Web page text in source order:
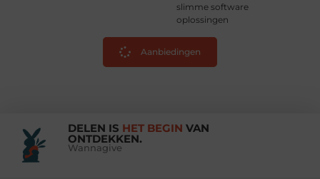
slimme software
oplossingen
Aanbiedingen
DELEN IS HET BEGIN VAN
ONTDEKKEN.
Wannagive